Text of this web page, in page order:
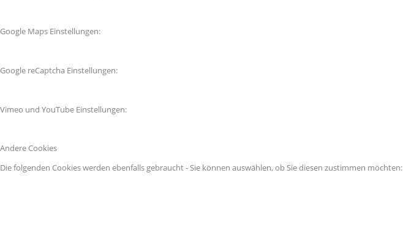
Google Maps Einstellungen:
Google reCaptcha Einstellungen:
Vimeo und YouTube Einstellungen:
Andere Cookies
Die folgenden Cookies werden ebenfalls gebraucht - Sie können auswählen, ob Sie diesen zustimmen möchten: